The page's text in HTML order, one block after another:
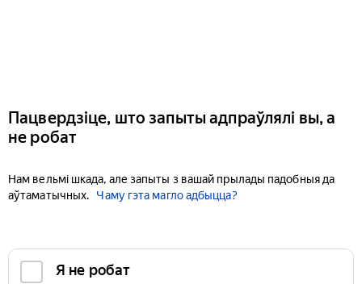
Пацвердзіце, што запыты адпраўлялі вы, а
не робат
Нам вельмі шкада, але запыты з вашай прылады падобныя да
аўтаматычных.
Чаму гэта магло адбыцца?
Я не робат